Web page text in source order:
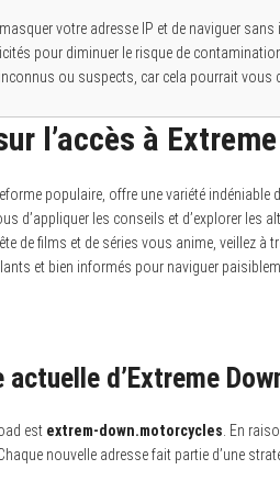
votre adresse IP et de naviguer sans
pour diminuer le risque de
ou suspects, car cela pourrait vous
l’accès à
populaire, offre une variété
d’appliquer les conseils et d’explorer les
de films et de séries vous anime, veillez à
et bien informés pour naviguer
actuelle d’Extreme
est extrem-down.motorcycles . En
nouvelle adresse fait partie d’une